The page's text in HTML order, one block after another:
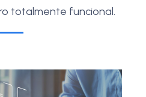
totalmente funcional.